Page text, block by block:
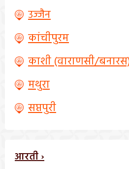
उज्जैन
कांचीपुरम
काशी (वाराणसी/
मथुरा
सप्तपुरी
आरती ›